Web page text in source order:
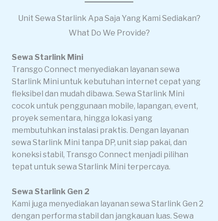
Unit Sewa Starlink Apa Saja Yang Kami Sediakan?
What Do We Provide?
Sewa Starlink Mini
Transgo Connect menyediakan layanan sewa
Starlink Mini untuk kebutuhan internet cepat yang
fleksibel dan mudah dibawa. Sewa Starlink Mini
cocok untuk penggunaan mobile, lapangan, event,
proyek sementara, hingga lokasi yang
membutuhkan instalasi praktis. Dengan layanan
sewa Starlink Mini tanpa DP, unit siap pakai, dan
koneksi stabil, Transgo Connect menjadi pilihan
tepat untuk sewa Starlink Mini terpercaya.
Sewa Starlink Gen 2
Kami juga menyediakan layanan sewa Starlink Gen 2
dengan performa stabil dan jangkauan luas. Sewa